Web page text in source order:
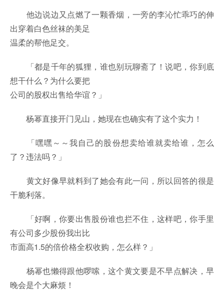
他边说边又点燃了一颗香烟，一旁的李沁忙乖巧的伸
出穿着白色丝袜的美足
温柔的帮他足交。
「都是千年的狐狸，谁也别玩聊斋了！说吧，你到底
想干什么？为什么要把
公司的股权出售给华谊？」
杨幂直接开门见山，她现在也确实有了这个实力！
「嘿嘿～～我自己的股份想卖给谁就卖给谁，怎么
了？违法吗？」
黄文好像早就料到了她会有此一问，所以回答的很是
干脆利落。
「好啊，你要出售股份谁也拦不住，这样吧，你手里
有公司多少股份我出比
市面高1.5的倍价格全权收购，怎么样？」
杨幂也懒得跟他啰嗦，这个黄文要是不早点解决，早
晚会是个大麻烦！